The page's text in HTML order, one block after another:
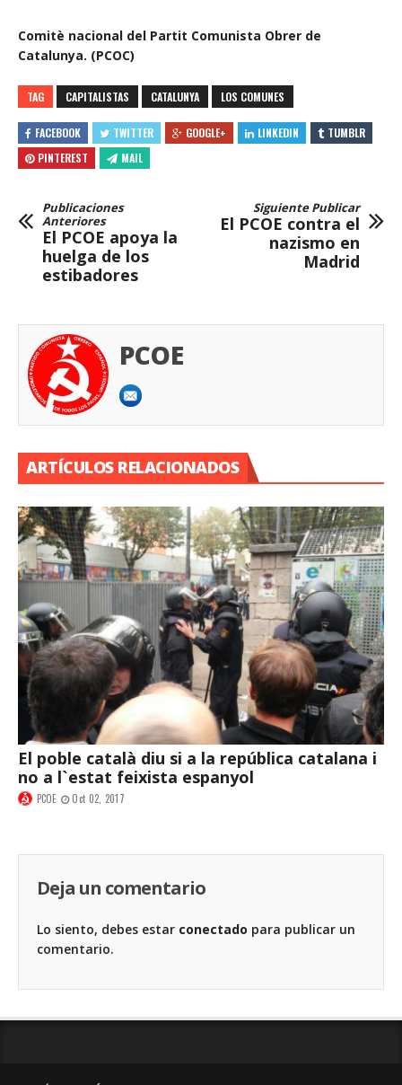
Comitè nacional del Partit Comunista Obrer de
Catalunya. (PCOC)
TAG CAPITALISTAS CATALUNYA LOS COMUNES
FACEBOOK TWITTER GOOGLE+ LINKEDIN
TUMBLR
PINTEREST
MAIL
Publicaciones
Anteriores
El PCOE apoya la
huelga de los
estibadores
Siguiente Publicar
El PCOE contra el
nazismo en
Madrid
PCOE
ARTÍCULOS RELACIONADOS
El poble català diu si a la república catalana i
no a l`estat feixista espanyol
PCOE Oct 02, 2017
Deja un comentario
Lo siento, debes estar conectado para publicar un
comentario.